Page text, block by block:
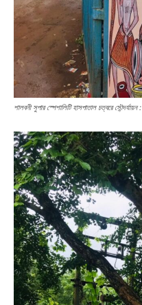
শালবনী সুপার স্পেশালিটি হাসপাতাল চত্বরে সৌন্দর্যায়ন :